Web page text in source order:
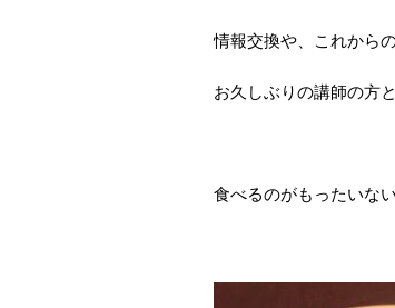
情報交換や、これから
お久しぶりの講師の方
食べるのがもったいな